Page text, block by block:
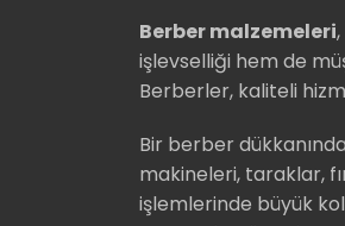
Berber malzemeleri
işlevselliği hem de
Berberler, kaliteli
Bir berber
makineleri, taraklar,
işlemlerinde büyük